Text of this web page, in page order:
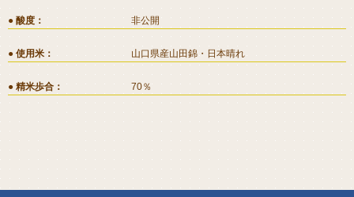
酸度 非公開
使用米 山口県産山田錦・日本晴れ
精米歩合 70％